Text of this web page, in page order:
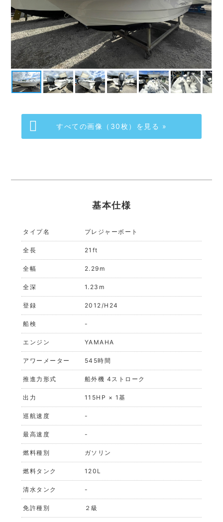
すべての画像（30枚）を見る »
基本仕様
タイプ名 プレジャーボート
全長 21ft
全幅 2.29m
全深 1.23m
登録 2012/H24
船検 -
エンジン YAMAHA
アワーメーター 545時間
推進力形式 船外機 4ストローク
出力 115HP × 1基
巡航速度 -
最高速度 -
燃料種別 ガソリン
燃料タンク 120L
清水タンク -
免許種別 ２級